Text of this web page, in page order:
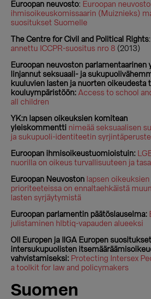
Euroopan neuvosto: Euroopan
ihmisoikeuskomissaarin (Muiznieks)
suositukset Suomelle
The Centre for Civil and Political Rights:
annettu ICCPR-suositus nro 8 (2013)
Euroopan neuvoston parlamentaarinen
linjannut seksuaali- ja
kuuluvien lasten ja nuorten oikeudesta
kouluympäristöön:Access to school
all children
YK:n lapsen oikeuksien komitean
yleiskommentti nimeää seksuaalisen
ja sukupuoli-identiteetin
Euroopan ihmisoikeustuomioistuin:
nuorilla on oikeus turvallisuuteen ja
Euroopan Neuvoston lapsen
prioriteeteissa on ennaltaehkäistä
lasten syrjäytymistä
Euroopan parlamentin päätöslauselma:
julistaminen hlbtiq-vapauden alueeksi
OII Europen ja IlGA Europen suositukset
intersukupuolisten
vahvistamiseksi: Protecting Intersex
a toolkit for law and policymakers
Suomen